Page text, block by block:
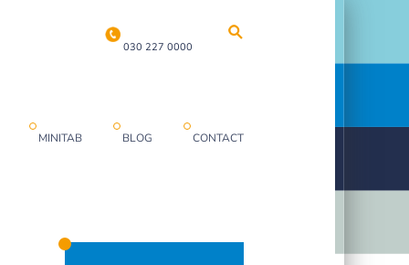
030 227 0000
MINITAB BLOG CONTACT